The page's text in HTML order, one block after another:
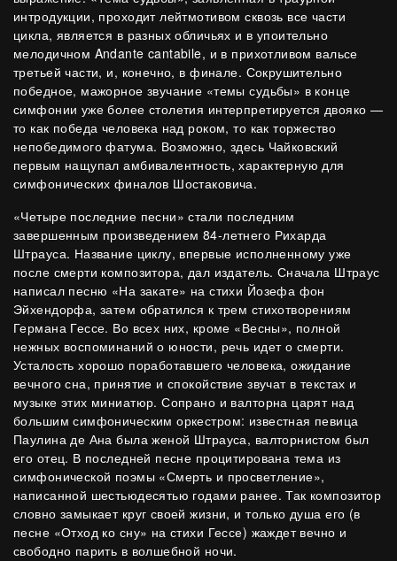
интродукции, проходит лейтмотивом сквозь все части
цикла, является в разных обличьях и в упоительно
мелодичном Andante cantabile, и в прихотливом вальсе
третьей части, и, конечно, в финале. Сокрушительно
победное, мажорное звучание «темы судьбы» в конце
симфонии уже более столетия интерпретируется двояко —
то как победа человека над роком, то как торжество
непобедимого фатума. Возможно, здесь Чайковский
первым нащупал амбивалентность, характерную для
симфонических финалов Шостаковича.
«Четыре последние песни» стали последним
завершенным произведением 84-летнего Рихарда
Штрауса. Название циклу, впервые исполненному уже
после смерти композитора, дал издатель. Сначала Штраус
написал песню «На закате» на стихи Йозефа фон
Эйхендорфа, затем обратился к трем стихотворениям
Германа Гессе. Во всех них, кроме «Весны», полной
нежных воспоминаний о юности, речь идет о смерти.
Усталость хорошо поработавшего человека, ожидание
вечного сна, принятие и спокойствие звучат в текстах и
музыке этих миниатюр. Сопрано и валторна царят над
большим симфоническим оркестром: известная певица
Паулина де Ана была женой Штрауса, валторнистом был
его отец. В последней песне процитирована тема из
симфонической поэмы «Смерть и просветление»,
написанной шестьюдесятью годами ранее. Так композитор
словно замыкает круг своей жизни, и только душа его (в
песне «Отход ко сну» на стихи Гессе) жаждет вечно и
свободно парить в волшебной ночи.